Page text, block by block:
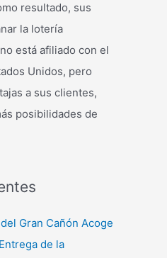
resultado, sus
la lotería
está afiliado con el
Unidos, pero
a sus clientes,
posibilidades de
Gran Cañón Acoge
de la